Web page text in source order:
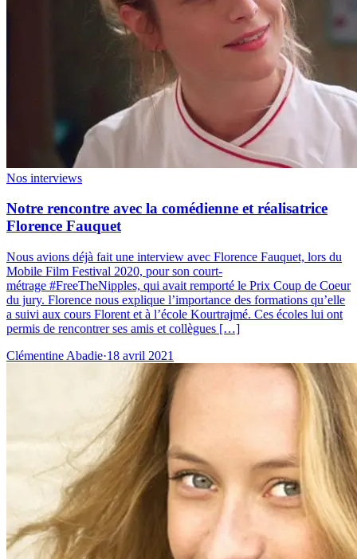
Nos interviews
Notre rencontre avec la comédienne et réalisatrice
Florence Fauquet
Nous avions déjà fait une interview avec Florence Fauquet, lors du
Mobile Film Festival 2020, pour son court-
métrage #FreeTheNipples, qui avait remporté le Prix Coup de Coeur
du jury. Florence nous explique l’importance des formations qu’elle
a suivi aux cours Florent et à l’école Kourtrajmé. Ces écoles lui ont
permis de rencontrer ses amis et collègues […]
Clémentine Abadie·18 avril 2021